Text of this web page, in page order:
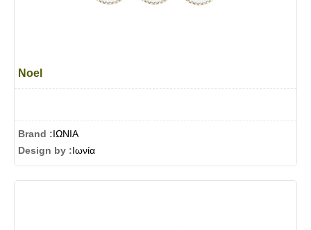
Noel
Brand :ΙΩΝΙΑ
Design by :Ιωνία